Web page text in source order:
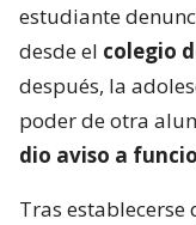
estudiante
desde el colegio
después, la
poder de otra
dio aviso a
Tras